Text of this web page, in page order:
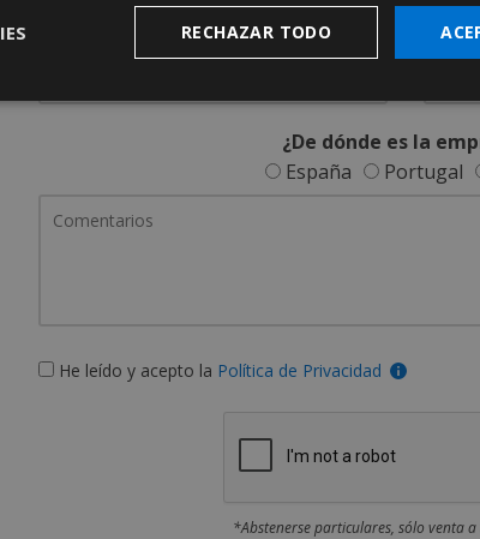
¿De dónde es la
España
Portugal
He leído y acepto la Política de Privacidad
*Abstenerse particulares, sólo venta
RECHAZAR TODO